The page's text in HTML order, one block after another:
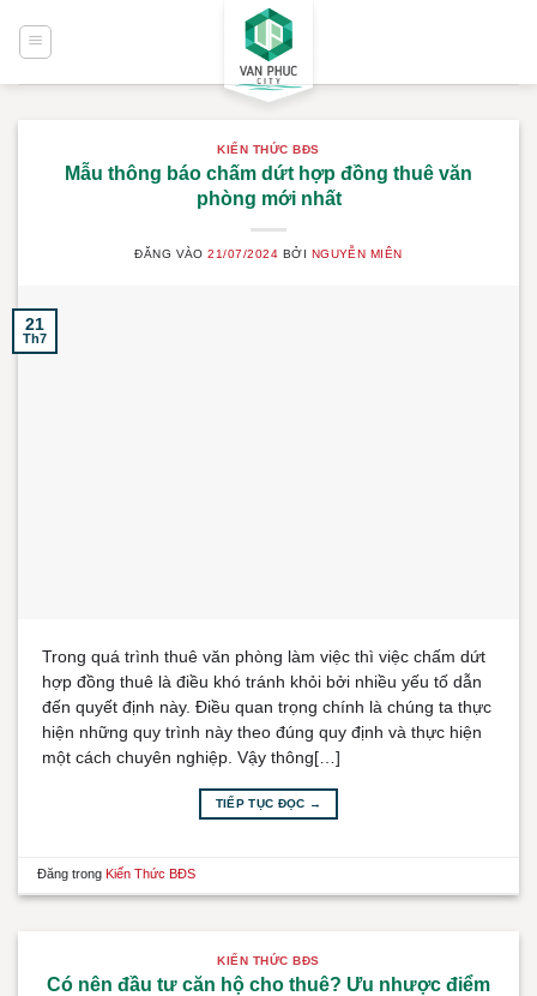
nội
dung
KIẾN THỨC BĐS
Mẫu thông báo chấm dứt hợp đồng thuê văn
phòng mới nhất
ĐĂNG VÀO21/07/2024 BỞI NGUYỄN MIÊN
21
Th7
Trong quá trình thuê văn phòng làm việc thì việc chấm dứt
hợp đồng thuê là điều khó tránh khỏi bởi nhiều yếu tố dẫn
đến quyết định này. Điều quan trọng chính là chúng ta thực
hiện những quy trình này theo đúng quy định và thực hiện
một cách chuyên nghiệp. Vậy thông[…]
TIẾP TỤC ĐỌC →
Đăng trongKiến Thức BĐS
KIẾN THỨC BĐS
Có nên đầu tư căn hộ cho thuê? Ưu nhược điểm